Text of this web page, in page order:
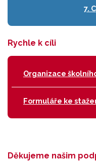
7. C
Rychle k cíli
Organizace
Formuláře ke
Děkujeme našim